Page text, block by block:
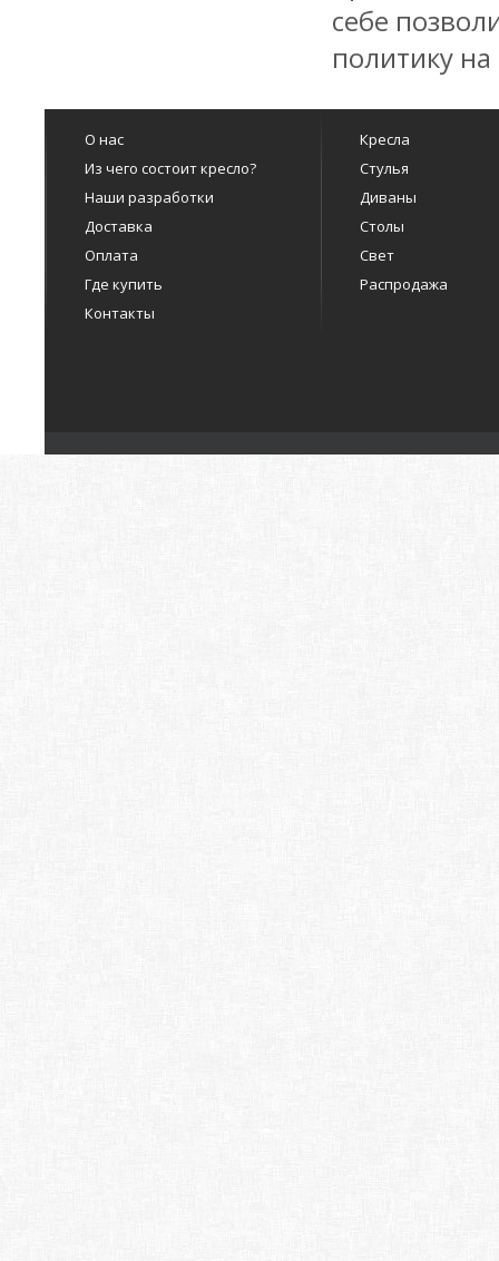
себе
политику
О нас
Из чего состоит кресло?
Наши разработки
Доставка
Оплата
Где купить
Контакты
Кресла
Стулья
Диваны
Столы
Свет
Распродажа